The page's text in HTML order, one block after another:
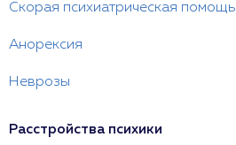
Скорая психиатрическая помощь
Анорексия
Неврозы
Расстройства психики